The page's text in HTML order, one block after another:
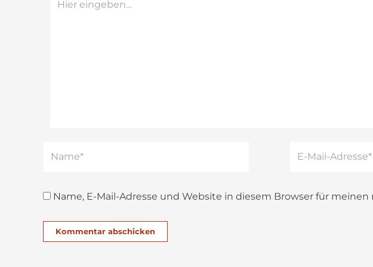
eingeben…
Mail-
Name, E-Mail-Adresse und Website in diesem Browser für